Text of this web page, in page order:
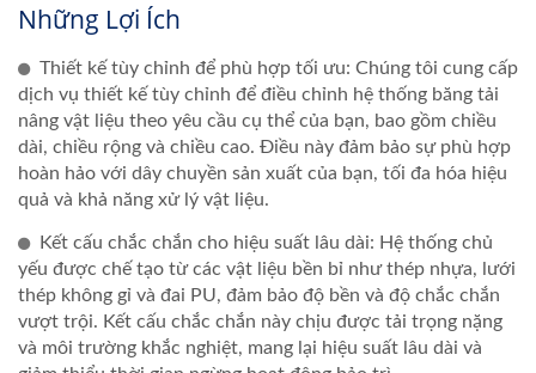
Những Lợi Ích
Thiết kế tùy chỉnh để phù hợp tối ưu: Chúng tôi cung cấp
dịch vụ thiết kế tùy chỉnh để điều chỉnh hệ thống băng tải
nâng vật liệu theo yêu cầu cụ thể của bạn, bao gồm chiều
dài, chiều rộng và chiều cao. Điều này đảm bảo sự phù hợp
hoàn hảo với dây chuyền sản xuất của bạn, tối đa hóa hiệu
quả và khả năng xử lý vật liệu.
Kết cấu chắc chắn cho hiệu suất lâu dài: Hệ thống chủ
yếu được chế tạo từ các vật liệu bền bỉ như thép nhựa, lưới
thép không gỉ và đai PU, đảm bảo độ bền và độ chắc chắn
vượt trội. Kết cấu chắc chắn này chịu được tải trọng nặng
và môi trường khắc nghiệt, mang lại hiệu suất lâu dài và